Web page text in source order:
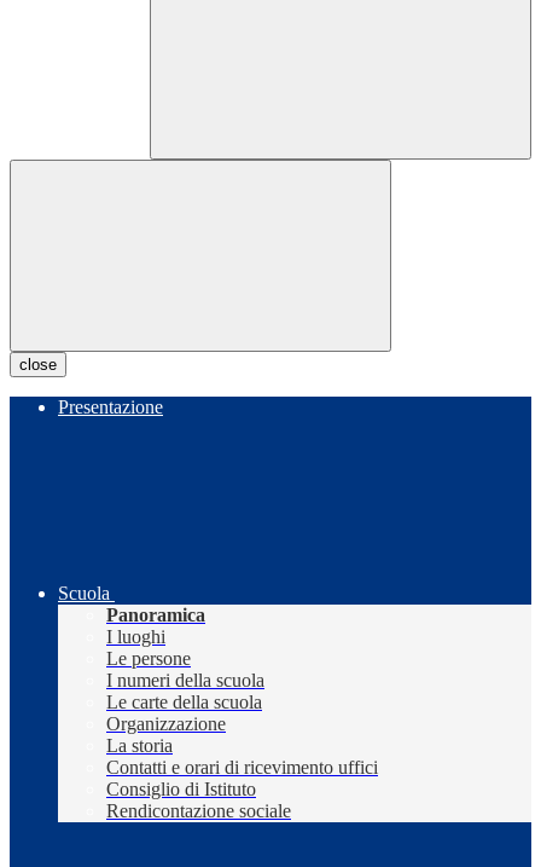
close
Presentazione
Scuola
Panoramica
I luoghi
Le persone
I numeri della scuola
Le carte della scuola
Organizzazione
La storia
Contatti e orari di ricevimento uffici
Consiglio di Istituto
Rendicontazione sociale